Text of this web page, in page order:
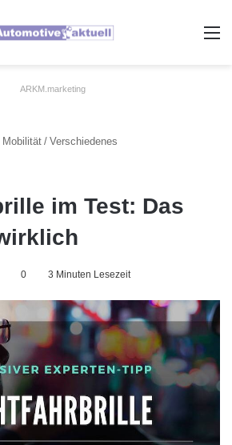
ARKM.marketing
Mobilität/ Verschiedenes
im Test: Das
0 3 Minuten Lesezeit